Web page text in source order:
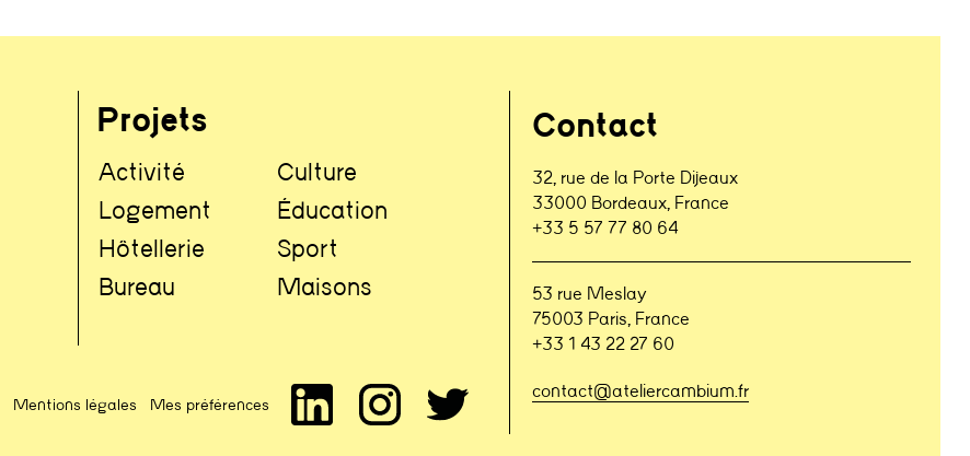
Projets
Activité
Logement
Hôtellerie
Bureau
Culture
Éducation
Sport
Maisons
Mentions légales Mes préférences
Contact
32, rue de la Porte Dijeaux
33000 Bordeaux, France
+33 5 57 77 80 64
53 rue Meslay
75003 Paris, France
+33 1 43 22 27 60
contact@ateliercambium.fr